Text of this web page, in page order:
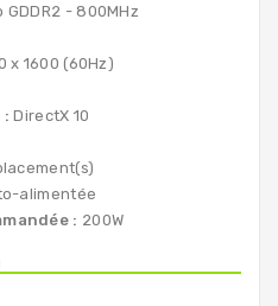
GDDR2 - 800MHz
x 1600 (60Hz)
: DirectX 10
alimentée
: 200W